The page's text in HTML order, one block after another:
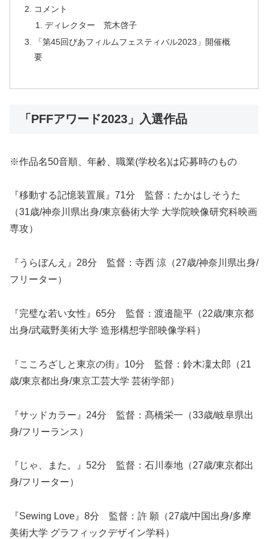
コメント
ディレクター 荒木啓子
「第45回ぴあフィルムフェスティバル2023」開催概
要
「PFFアワード2023」入選作品
※作品名50音順、年齢、職業(学校名)は応募時のもの
『移動する記憶装置展』71分 監督：たかはしそうた
（31歳/神奈川県出身/東京藝術大学 大学院映像研究科映画
専攻）
『うらぼんえ』28分 監督：寺西 涼（27歳/神奈川県出身/
フリーター）
『完璧な若い女性』65分 監督：渡邉龍平（22歳/東京都
出身/武蔵野美術大学 造形構想学部映像学科）
『こころざしと東京の街』10分 監督：鈴木凜太郎（21
歳/東京都出身/東京工芸大学 芸術学部）
『サッドカラー』24分 監督：髙橋栄一（33歳/岐阜県出
身/フリーランス）
『じゃ、また。』52分 監督：石川泰地（27歳/東京都出
身/フリーター）
『Sewing Love』8分 監督：許 願（27歳/中国出身/多摩
美術大学 グラフィックデザイン学科）